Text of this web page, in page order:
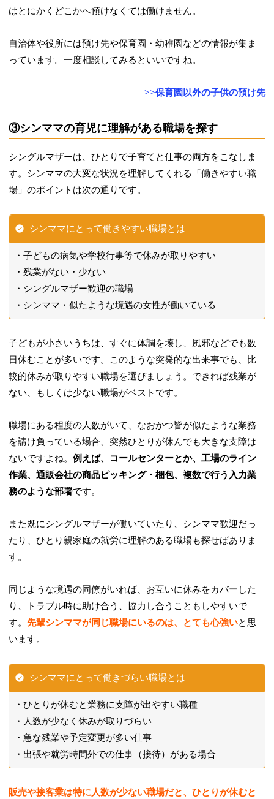
はとにかくどこかへ預けなくては働けません。
自治体や役所には預け先や保育園・幼稚園などの情報が集ま
っています。一度相談してみるといいですね。
>>保育園以外の子供の預け先
③シンママの育児に理解がある職場を探す
シングルマザーは、ひとりで子育てと仕事の両方をこなしま
す。シンママの大変な状況を理解してくれる「働きやすい職
場」のポイントは次の通りです。
シンママにとって働きやすい職場とは
子どもの病気や学校行事等で休みが取りやすい
残業がない・少ない
シングルマザー歓迎の職場
シンママ・似たような境遇の女性が働いている
子どもが小さいうちは、すぐに体調を壊し、風邪などでも数
日休むことが多いです。このような突発的な出来事でも、比
較的休みが取りやすい職場を選びましょう。できれば残業が
ない、もしくは少ない職場がベストです。
職場にある程度の人数がいて、なおかつ皆が似たような業務
を請け負っている場合、突然ひとりが休んでも大きな支障は
ないですよね。例えば、コールセンターとか、工場のライン
作業、通販会社の商品ピッキング・梱包、複数で行う入力業
務のような部署です。
また既にシングルマザーが働いていたり、シンママ歓迎だっ
たり、ひとり親家庭の就労に理解のある職場も探せばありま
す。
同じような境遇の同僚がいれば、お互いに休みをカバーした
り、トラブル時に助け合う、協力し合うこともしやすいで
す。先輩シンママが同じ職場にいるのは、とても心強いと思
います。
シンママにとって働きづらい職場とは
ひとりが休むと業務に支障が出やすい職種
人数が少なく休みが取りづらい
急な残業や予定変更が多い仕事
出張や就労時間外での仕事（接待）がある場合
販売や接客業は特に人数が少ない職場だと、ひとりが休むと